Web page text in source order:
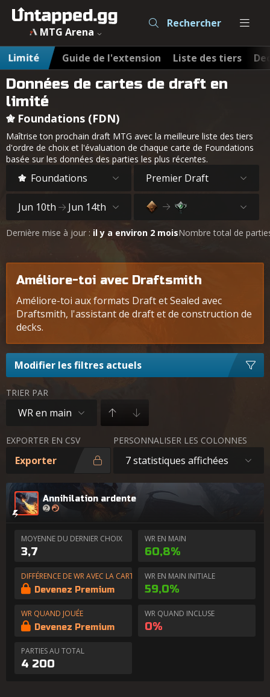
MTG Arena
Rechercher
Limité Guide de l'extension Liste des tiers
Données de cartes de draft en
limité
Foundations (FDN)
Maîtrise ton prochain draft MTG avec la meilleure liste des tiers
d'ordre de choix et l'évaluation de chaque carte de Foundations
basée sur les données des parties les plus récentes.
Foundations Premier Draft
Jun 10th Jun 14th
Dernière mise à jour : il y a environ 2 moisNombre total de
Améliore-toi avec Draftsmith
Améliore-toi aux formats Draft et Sealed avec
Draftsmith, l'assistant de draft et de construction de
decks.
Modifier les filtres actuels
TRIER PAR
WR en main
EXPORTER EN CSV
Exporter
PERSONNALISER LES COLONNES
7 statistiques affichées
Annihilation ardente
MOYENNE DU DERNIER CHOIX
3,7
WR EN MAIN
60,8%
DIFFÉRENCE DE WR AVEC LA CARTE EN MAIN
Devenez Premium
WR EN MAIN INITIALE
59,0%
WR QUAND JOUÉE
Devenez Premium
WR QUAND INCLUSE
0%
PARTIES AU TOTAL
4 200